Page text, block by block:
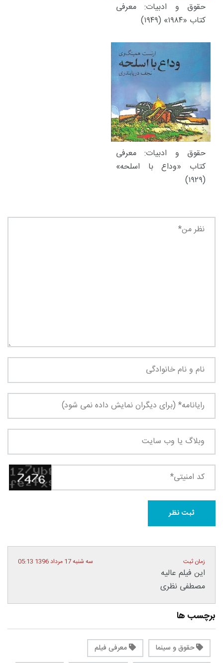
حقوق و ادبیات: معرفی
کتاب «۱۹۸۴» (۱۹۴۹)
حقوق و ادبیات: معرفی
کتاب «وداع با اسلحه»
(۱۹۲۹)
زمان ثبت سه شنبه 17 مرداد 1396 05:13
این فیلم عالیه
مصطفی نظری
برچسب ها
حقوق و سینما معرفی فیلم